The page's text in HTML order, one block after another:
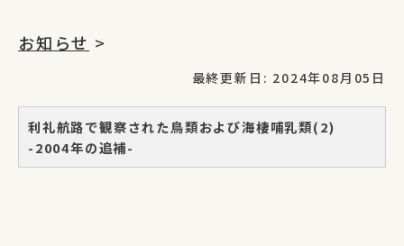
お知らせ >
最終更新日: 2024年08月05日
利礼航路で観察された鳥類および海棲哺乳類(2)
-2004年の追補-